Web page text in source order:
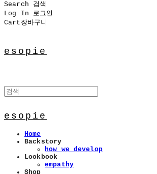
Search
검색
Log In
로그인
Cart 장바구니
esopie
esopie
Home
Backstory
how we develop
Lookbook
empathy
Shop